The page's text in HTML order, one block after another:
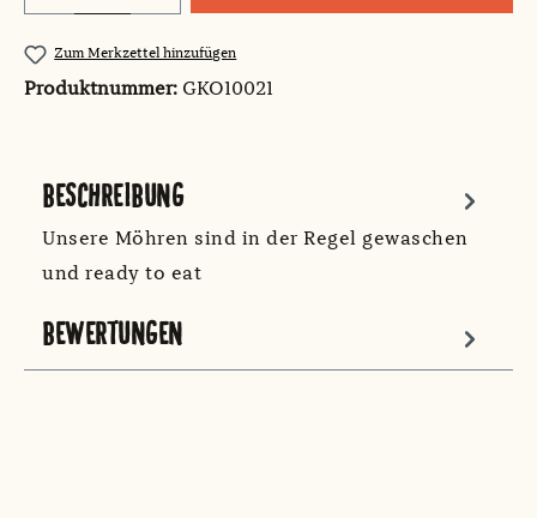
Zum Merkzettel hinzufügen
Produktnummer: GKO10021
BESCHREIBUNG
Unsere Möhren sind in der Regel gewaschen
und ready to eat
BEWERTUNGEN